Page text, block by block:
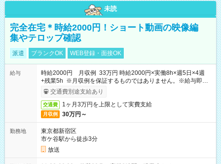
未読
完全在宅＊時給2000円！ショート動画の映像編
集やテロップ確認
派遣 ブランクOK WEB登録・面接OK
給与
時給2000円 月収例 33万円 時給2000円×実働8h×週5日×4週
+残業5h ※月収例を保証するものではありません。※給与即受
取りサービス利用可（利用条件有）
交通費別途支給あり
交通費 1ヶ月3万円を上限として実費支給
月収例 30万円～
勤務地
東京都新宿区
市ケ谷駅から徒歩3分
放送